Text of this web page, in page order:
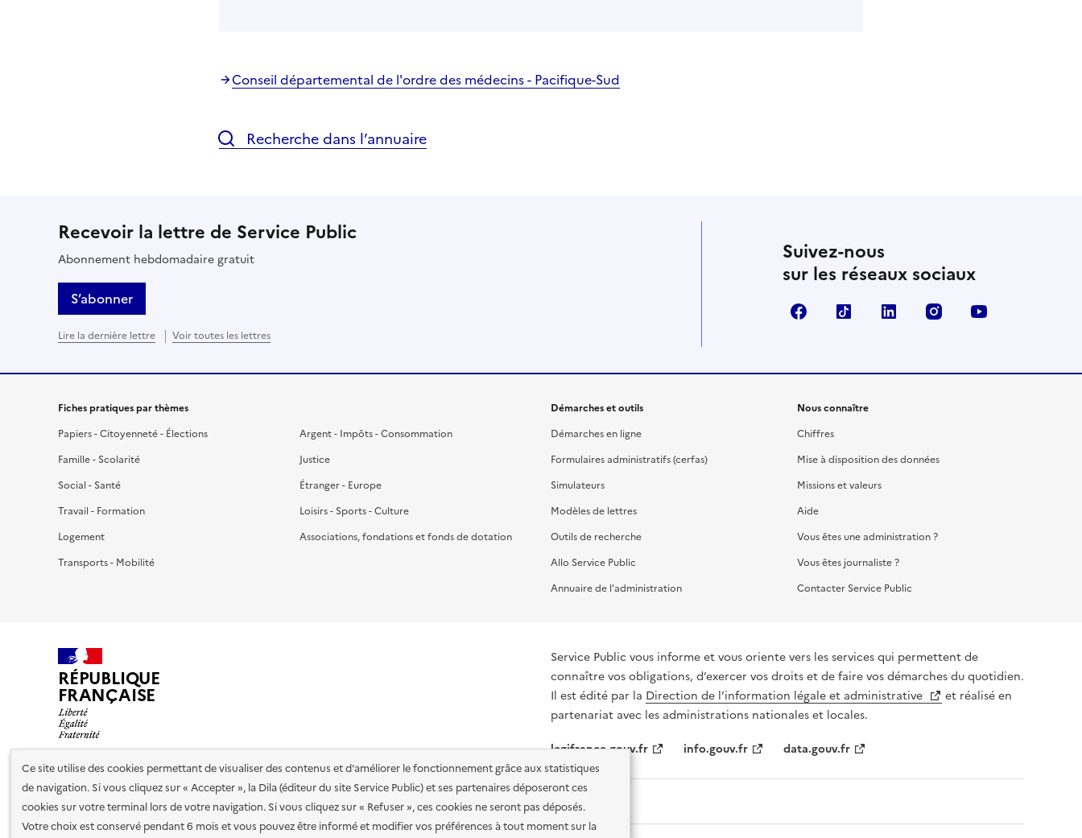
Ce site utilise des cookies permettant de visualiser des contenus et d'améliorer le fonctionnement grâce aux statistiques
de navigation. Si vous cliquez sur « Accepter », la Dila (éditeur du site Service Public) et ses partenaires déposeront ces
cookies sur votre terminal lors de votre navigation. Si vous cliquez sur « Refuser », ces cookies ne seront pas déposés.
Votre choix est conservé pendant 6 mois et vous pouvez être informé et modifier vos préférences à tout moment sur la
Conseil départemental de l'ordre des médecins - Pacifique-Sud
Recherche dans l’annuaire
Recevoir la lettre de Service Public
Abonnement hebdomadaire gratuit
S’abonner
Lire la dernière lettre Voir toutes les lettres
Suivez-nous
sur les réseaux sociaux
FacebookTikTok LinkedIn Instagram
Fiches pratiques par thèmes
Papiers - Citoyenneté - Élections
Famille - Scolarité
Social - Santé
Travail - Formation
Logement
Transports - Mobilité
Argent - Impôts - Consommation
Justice
Étranger - Europe
Loisirs - Sports - Culture
Associations, fondations et fonds de dotation
Démarches et outils
Démarches en ligne
Formulaires administratifs (cerfas)
Simulateurs
Modèles de lettres
Outils de recherche
Allo Service Public
Annuaire de l'administration
Nous connaître
Chiffres
Mise à disposition des données
Missions et valeurs
Aide
Vous êtes une administration ?
Vous êtes journaliste ?
Contacter Service Public
RÉPUBLIQUE
FRANÇAISE
Service Public vous informe et vous oriente vers les services qui permettent de
connaître vos obligations, d’exercer vos droits et de faire vos démarches du quotidien.
Il est édité par la Direction de l’information légale et administrative
et réalisé en
partenariat avec les administrations nationales et locales.
legifrance.gouv.fr
info.gouv.fr data.gouv.fr
Nos partenaires